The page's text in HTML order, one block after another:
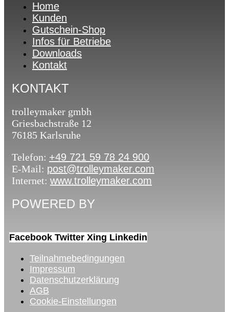
Home
Kunden
Gutschein-Shop
Infos für Betriebe
Downloads
Kontakt
KONTAKT
trolleymaker gmbh
Griesbachstraße 12
76185 Karlsruhe
Telefon: +49 721 59 78 24 900
E-Mail: post@trolleymaker.com
Internet: www.trolleymaker.com
POWERED BY
Facebook Twitter Xing Linkedin
Teilnahmebedingungen
Impressum
Datenschutzerklärung
AGB
Cookie-Einstellungen